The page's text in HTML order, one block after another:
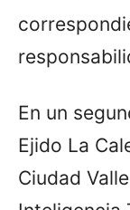
En un
Ejido La
Ciudad